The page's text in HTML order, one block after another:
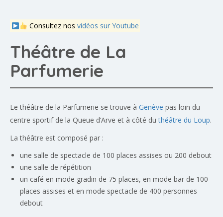
Consultez nos vidéos sur Youtube
Théâtre de La
Parfumerie
Le théâtre de la Parfumerie se trouve à Genève pas loin du
centre sportif de la Queue d’Arve et à côté duthéâtre du Loup.
La théâtre est composé par :
une salle de spectacle de 100 places assises ou 200 debout
une salle de répétition
un café en mode gradin de 75 places, en mode bar de 100
places assises et en mode spectacle de 400 personnes
debout